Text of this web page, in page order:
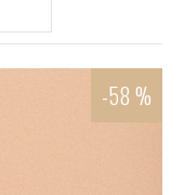
-58 %